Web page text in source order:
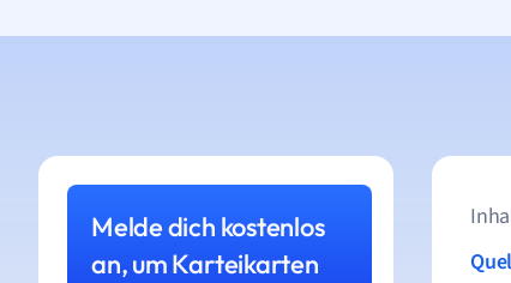
Melde dich kostenlos
an, um Karteikarten